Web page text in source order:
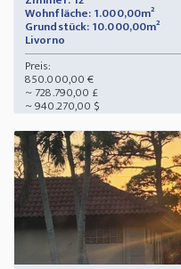
Wohnfläche: 1.000,00m²
Grundstück: 10.000,00m²
Livorno
Preis:
850.000,00 €
~ 728.790,00 £
~ 940.270,00 $